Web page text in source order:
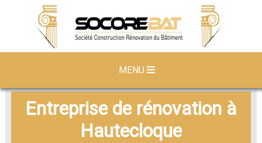
MENU
Entreprise de rénovation à
Hautecloque